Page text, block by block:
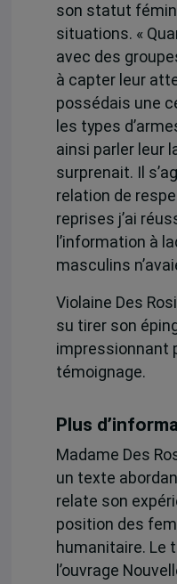
son statut
situations. «
avec des
à capter leur
possédais une
les types
ainsi parler leur
surprenait. Il
relation de
reprises j’ai
l’information à
masculins
Violaine Des
su tirer son
impressionnant
témoignage.
Plus
Madame Des
un texte
relate son
position des
humanitaire. Le
l’ouvrage